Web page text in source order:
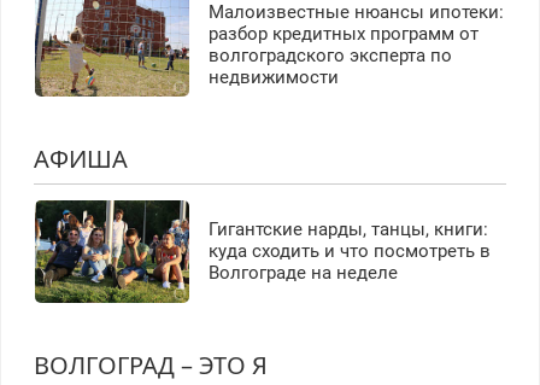
Малоизвестные нюансы ипотеки:
разбор кредитных программ от
волгоградского эксперта по
недвижимости
АФИША
Гигантские нарды, танцы, книги:
куда сходить и что посмотреть в
Волгограде на неделе
ВОЛГОГРАД – ЭТО Я